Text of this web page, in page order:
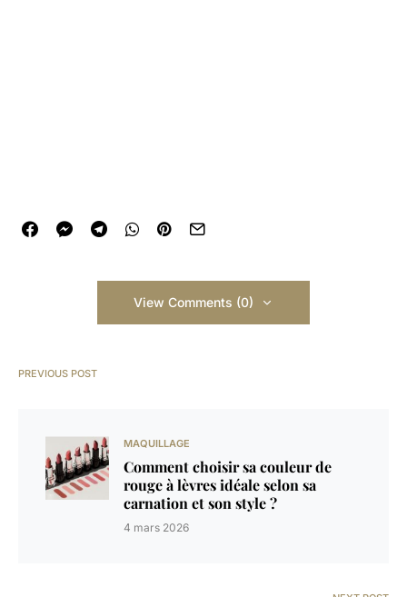
View Comments (0)
PREVIOUS POST
MAQUILLAGE
Comment choisir sa couleur de
rouge à lèvres idéale selon sa
carnation et son style ?
4 mars 2026